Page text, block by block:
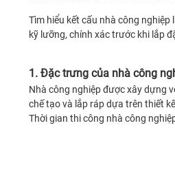
Tìm hiểu kết cấu nhà công
kỹ lưỡng, chính xác trước khi lắp
1. Đặc trưng của nhà công
Nhà công nghiệp được xây dựng
chế tạo và lắp ráp dựa trên thiết
Thời gian thi công nhà công